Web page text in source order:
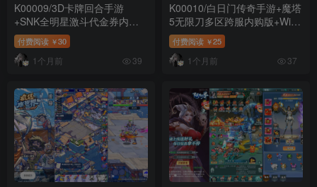
K00009/3D卡牌回合手游
+SNK全明星激斗代金券内购
修复版+Linux手工服务端
+CDK授权后台+安卓苹果双端
+详细搭建教程+教程演示
付费阅读 ￥30
1个月前 39
K00010/白日门传奇手游+魔塔
5无限刀多区跨服内购版+Win
一键服务端+管理后台+GM授
权后台+安卓+详细搭建教程
+教程演示
付费阅读 ￥25
1个月前 37